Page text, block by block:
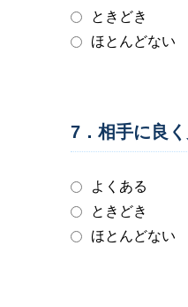
ときどき
ほとんどない
7．相手に良
よくある
ときどき
ほとんどない